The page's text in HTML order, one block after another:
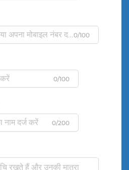
0/100
0/100
0/200